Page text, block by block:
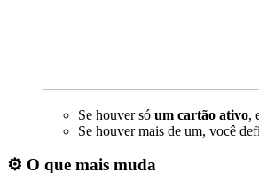
Se houver só um cartão ativo,
Se houver mais de um, você
⚙️ O que mais muda